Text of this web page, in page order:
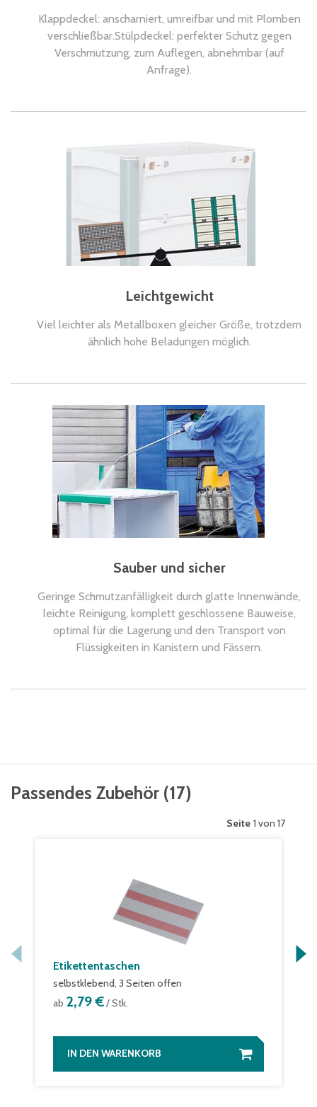
Klappdeckel: anscharniert, umreifbar und mit Plomben
verschließbar.Stülpdeckel: perfekter Schutz gegen
Verschmutzung, zum Auflegen, abnehmbar (auf
Anfrage).
Leichtgewicht
Viel leichter als Metallboxen gleicher Größe, trotzdem
ähnlich hohe Beladungen möglich.
Sauber und sicher
Geringe Schmutzanfälligkeit durch glatte Innenwände,
leichte Reinigung, komplett geschlossene Bauweise,
optimal für die Lagerung und den Transport von
Flüssigkeiten in Kanistern und Fässern.
Passendes Zubehör (17)
Seite 1 von 17
Etikettentaschen
selbstklebend, 3 Seiten offen
ab 2,79 €/ Stk.
IN DEN WARENKORB